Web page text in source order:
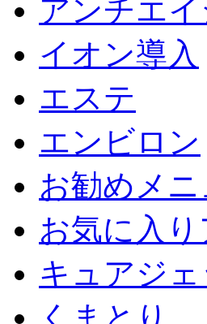
アンチエ
イオン導入
エステ
エンビロン
お勧めメニ
お気に入
キュアジェ